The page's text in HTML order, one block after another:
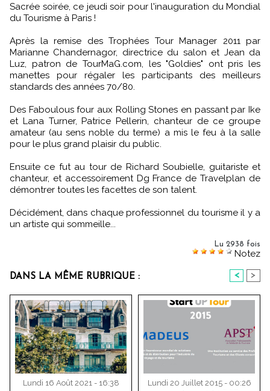
Sacrée soirée, ce jeudi soir pour l'inauguration du Mondial
du Tourisme à Paris !
Après la remise des Trophées Tour Manager 2011 par
Marianne Chandernagor, directrice du salon et Jean da
Luz, patron de TourMaG.com, les "Goldies" ont pris les
manettes pour régaler les participants des meilleurs
standards des années 70/80.
Des Faboulous four aux Rolling Stones en passant par Ike
et Lana Turner, Patrice Pellerin, chanteur de ce groupe
amateur (au sens noble du terme) a mis le feu à la salle
pour le plus grand plaisir du public.
Ensuite ce fut au tour de Richard Soubielle, guitariste et
chanteur, et accessoirement Dg France de Travelplan de
démontrer toutes les facettes de son talent.
Décidément, dans chaque professionnel du tourisme il y a
un artiste qui sommeille...
Lu 2938 fois
Notez
DANS LA MÊME RUBRIQUE : < >
Lundi 16 Août 2021 - 16:38
Lundi 20 Juillet 2015 - 00:26